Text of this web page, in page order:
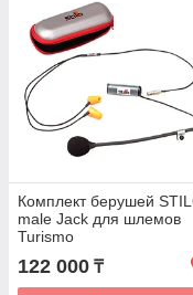
Комплект берушей
male Jack для шлемов
Turismo
122 000 ₸